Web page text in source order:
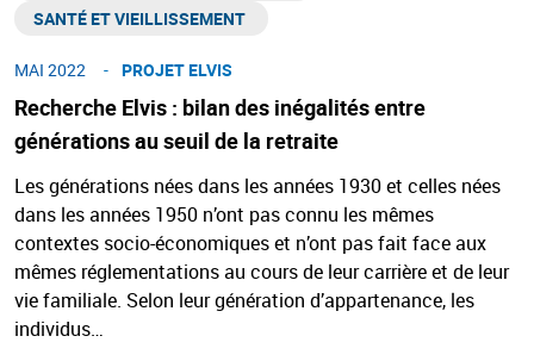
Recherche Elvis : bilan des inégalités entre
générations au seuil de la retraite
SANTÉ ET VIEILLISSEMENT ​
MAI 2022 PROJET ELVIS
Les générations nées dans les années 1930 et celles nées
dans les années 1950 n’ont pas connu les mêmes
contextes socio-économiques et n’ont pas fait face aux
mêmes réglementations au cours de leur carrière et de leur
vie familiale. Selon leur génération d’appartenance, les
individus…